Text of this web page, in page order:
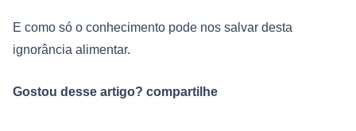
E como só o conhecimento pode nos salvar desta
ignorância alimentar.
Gostou desse artigo? compartilhe